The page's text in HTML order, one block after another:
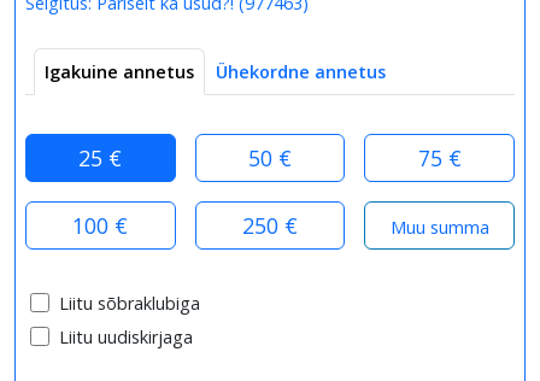
Igakuine annetus Ühekordne annetus
25 € 50 € 75 €
100 € 250 €
Liitu sõbraklubiga
Liitu uudiskirjaga